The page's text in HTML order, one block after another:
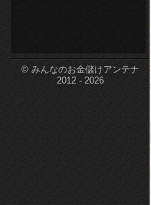
© みんなのお金儲けアンテナ
2012 - 2026